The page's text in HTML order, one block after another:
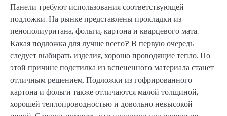
Панели требуют использования соответствующей
подложки. На рынке представлены прокладки из
пенополиуритана, фольги, картона и кварцевого мата.
Какая подложка для лучше всего? В первую очередь
следует выбирать изделия, хорошо проводящие тепло. По
этой причине подстилка из вспененного материала станет
отличным решением. Подложки из гофрированного
картона и фольги также отличаются малой толщиной,
хорошей теплопроводностью и довольно невысокой